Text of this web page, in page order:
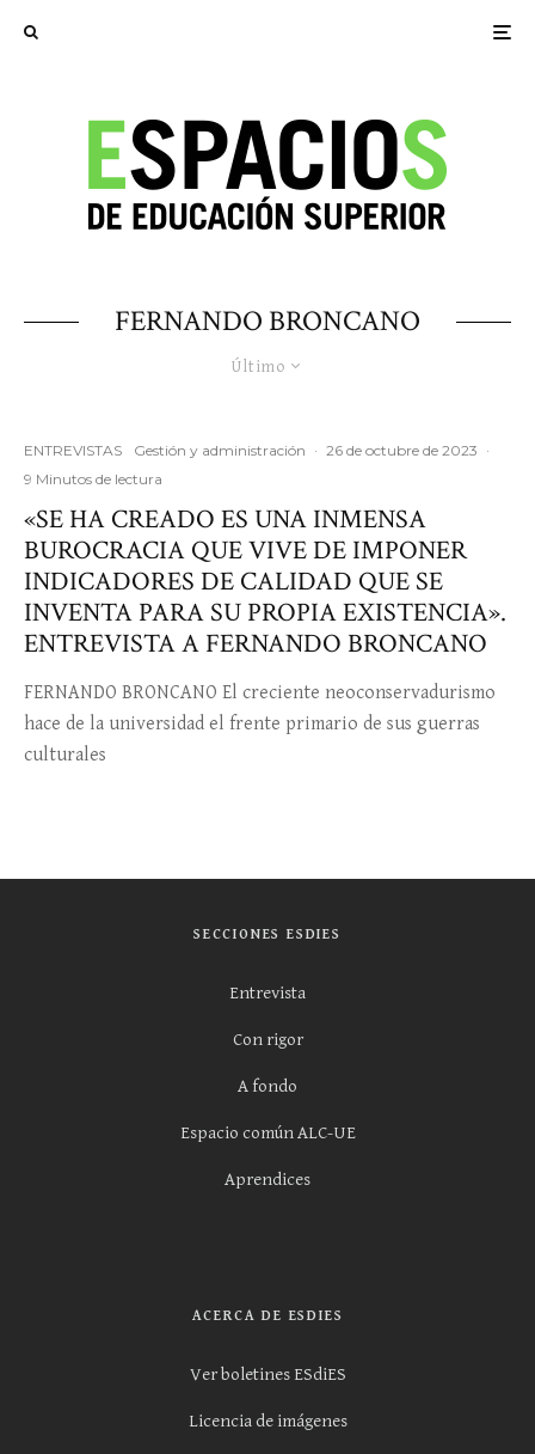
FERNANDO BRONCANO
Último
ENTREVISTAS Gestión y administración · 26 de octubre de 2023 ·
9 Minutos de lectura
«SE HA CREADO ES UNA INMENSA
BUROCRACIA QUE VIVE DE IMPONER
INDICADORES DE CALIDAD QUE SE
INVENTA PARA SU PROPIA EXISTENCIA».
ENTREVISTA A FERNANDO BRONCANO
FERNANDO BRONCANO El creciente neoconservadurismo
hace de la universidad el frente primario de sus guerras
culturales
SECCIONES ESDIES
Entrevista
Con rigor
A fondo
Espacio común ALC-UE
Aprendices
ACERCA DE ESDIES
Ver boletines ESdiES
Licencia de imágenes